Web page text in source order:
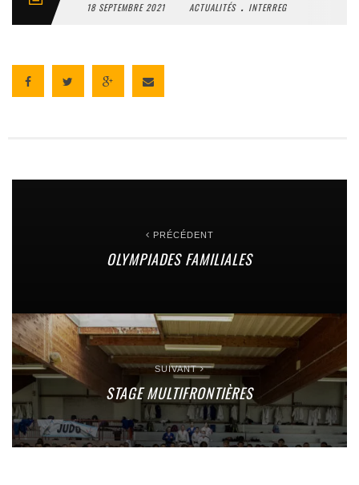
18 SEPTEMBRE 2021 ACTUALITÉS . INTERREG
PRÉCÉDENT
OLYMPIADES FAMILIALES
SUIVANT
STAGE MULTIFRONTIÈRES